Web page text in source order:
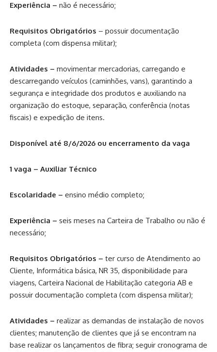
Experiência – não é necessário;
Requisitos Obrigatórios – possuir documentação
completa (com dispensa militar);
Atividades – movimentar mercadorias, carregando e
descarregando veículos (caminhões, vans), garantindo a
segurança e integridade dos produtos e auxiliando na
organização do estoque, separação, conferência (notas
fiscais) e expedição de itens.
Disponível até 8/6/2026 ou encerramento da vaga
1 vaga – Auxiliar Técnico
Escolaridade – ensino médio completo;
Experiência – seis meses na Carteira de Trabalho ou não é
necessário;
Requisitos Obrigatórios – ter curso de Atendimento ao
Cliente, Informática básica, NR 35, disponibilidade para
viagens, Carteira Nacional de Habilitação categoria AB e
possuir documentação completa (com dispensa militar);
Atividades – realizar as demandas de instalação de novos
clientes; manutenção de clientes que já se encontram na
base realizar os lançamentos de fibra; seguir cronograma de